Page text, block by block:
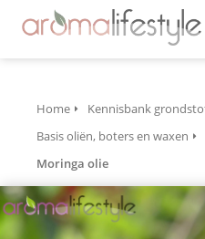
Home
Kennisbank
Basis oliën, boters en waxen
Moringa olie